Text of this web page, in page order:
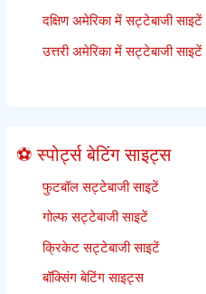
दक्षिण अमेरिका में सट्टेबाजी साइटें
उत्तरी अमेरिका में सट्टेबाजी साइटें
⚽ स्पोर्ट्स बेटिंग साइट्स
फुटबॉल सट्टेबाजी साइटें
गोल्फ सट्टेबाजी साइटें
क्रिकेट सट्टेबाजी साइटें
बॉक्सिंग बेटिंग साइट्स